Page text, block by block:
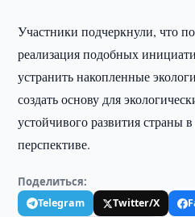
Участники подчеркнули, что
реализация подобных
устранить накопленные
создать основу для
устойчивого развития страны
перспективе.
Поделиться:
Telegram Twitter/X